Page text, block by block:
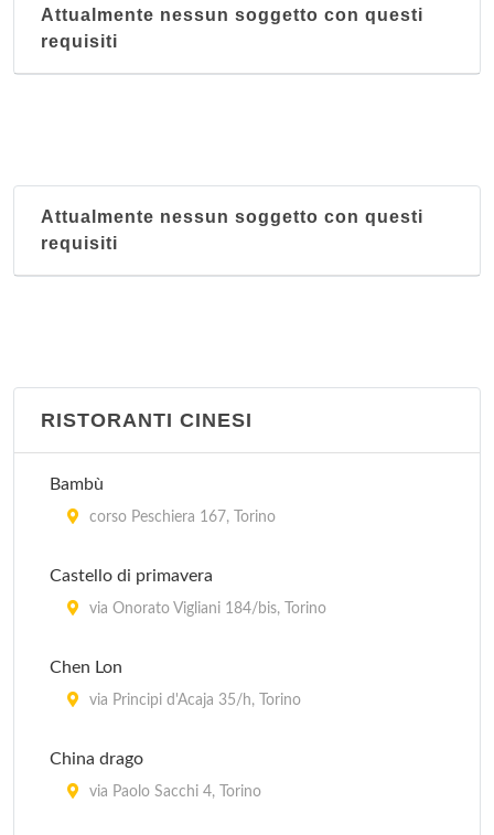
piazza della Repubblica 24, Torino
Attualmente nessun soggetto con questi
requisiti
Attualmente nessun soggetto con questi
requisiti
RISTORANTI CINESI
Bambù
corso Peschiera 167, Torino
Castello di primavera
via Onorato Vigliani 184/bis, Torino
Chen Lon
via Principi d'Acaja 35/h, Torino
China drago
via Paolo Sacchi 4, Torino